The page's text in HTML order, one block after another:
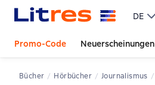
DE
Promo-Code Neuerscheinungen
Bücher Hörbücher Journalismus